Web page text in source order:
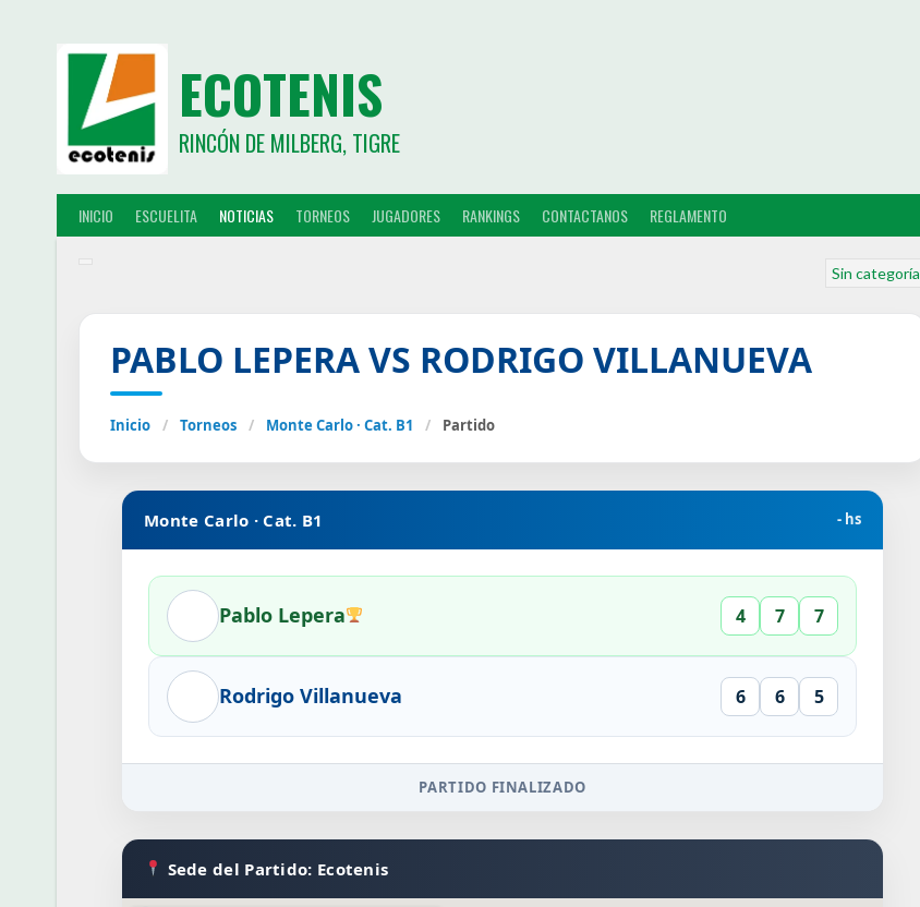
ECOTENIS
RINCÓN DE MILBERG, TIGRE
INICIO ESCUELITA NOTICIAS TORNEOS JUGADORES RANKINGS CONTACTANOS REGLAMENTO
Sin categoría
PABLO LEPERA VS RODRIGO VILLANUEVA
Inicio / Torneos / Monte Carlo · Cat. B1 / Partido
Monte Carlo · Cat. B1 - hs
Pablo Lepera 4 7 7
Rodrigo Villanueva 6 6 5
PARTIDO FINALIZADO
Sede del Partido: Ecotenis